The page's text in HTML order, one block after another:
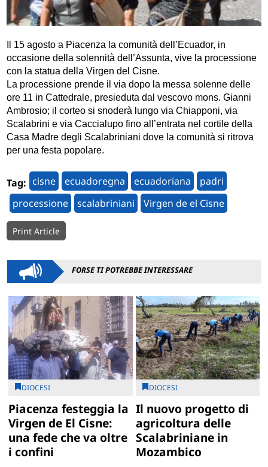
Il 15 agosto a Piacenza la comunità dell’Ecuador, in
occasione della solennità dell’Assunta, vive la processione
con la statua della Virgen del Cisne.
La processione prende il via dopo la messa solenne delle
ore 11 in Cattedrale, presieduta dal vescovo mons. Gianni
Ambrosio; il corteo si snoderà lungo via Chiapponi, via
Scalabrini e via Caccialupo fino all’entrata nel cortile della
Casa Madre degli Scalabriniani dove la comunità si ritrova
per una festa popolare.
Tag: cisne ecuadoregna ecuadoriana
padri
processione
scalabriniani Virgen de el Cisne
Print Article
FORSE TI POTREBBE INTERESSARE
DIOCESI
Piacenza festeggia la
Virgen de El Cisne:
una fede che va oltre
i confini
DIOCESI
Il nuovo progetto di
agricoltura delle
Scalabriniane in
Mozambico